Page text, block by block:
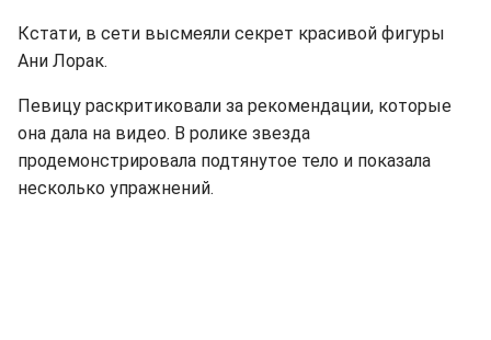
Кстати, в сети высмеяли секрет красивой фигуры
Ани Лорак.
Певицу раскритиковали за рекомендации, которые
она дала на видео. В ролике звезда
продемонстрировала подтянутое тело и показала
несколько упражнений.